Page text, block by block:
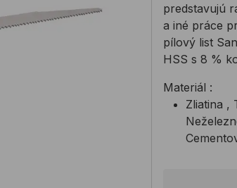
predstavujú
a iné práce
pílový list
HSS s 8 %
Materiál :
Zliatina ,